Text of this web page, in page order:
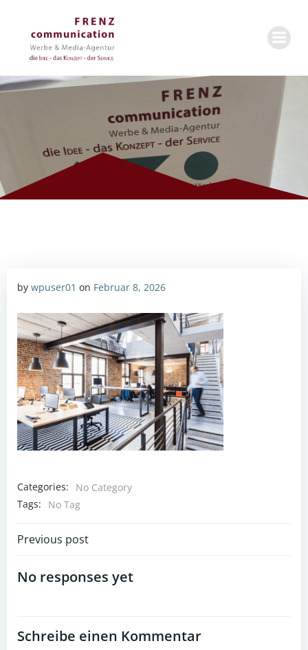
by wpuser01 on Februar 8, 2026
Categories:
No Category
Tags:
No Tag
Post
navigation
Previous post
No responses yet
Schreibe einen Kommentar